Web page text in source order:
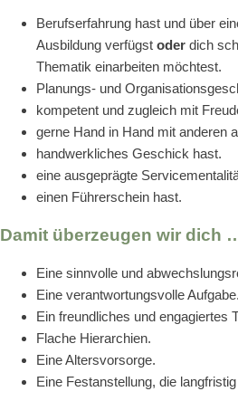
Berufserfahrung hast und über
Ausbildung verfügst oder dich
Thematik einarbeiten möchtest.
Planungs- und
kompetent und zugleich mit
gerne Hand in Hand mit anderen
handwerkliches Geschick hast.
eine ausgeprägte
einen Führerschein hast.
Damit überzeugen wir dich
Eine sinnvolle und
Eine verantwortungsvolle Aufgabe.
Ein freundliches und engagiertes
Flache Hierarchien.
Eine Altersvorsorge.
Eine Festanstellung, die